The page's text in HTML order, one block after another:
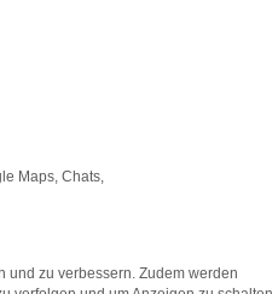
Maps, Chats,
und zu verbessern. Zudem werden